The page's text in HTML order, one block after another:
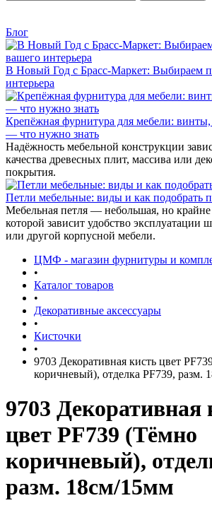
Блог
В Новый Год с Брасс-Маркет: Выбираем
интерьера
Крепёжная фурнитура для мебели:
— что нужно знать
Надёжность мебельной конструкции
качества древесных плит, массива или
покрытия.
Петли мебельные: виды и как подобрать
Мебельная петля — небольшая, но крайне
которой зависит удобство эксплуатации
или другой корпусной мебели.
ЦМФ - магазин фурнитуры и
•
Каталог товаров
•
Декоративные аксессуары
•
Кисточки
•
9703 Декоративная кисть цвет
коричневый), отделка PF739, разм.
9703 Декоративная
цвет PF739 (Тёмно
коричневый),
разм. 18см/15мм